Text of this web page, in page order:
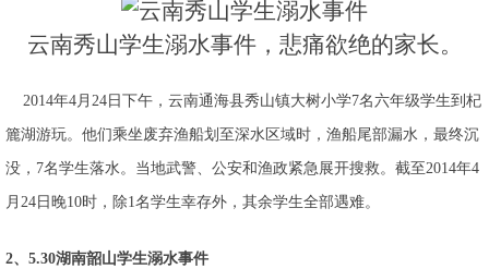
云南秀山学生溺水事件，悲痛欲绝的家长。
2014年4月24日下午，云南通海县秀山镇大树小学7名六年级学生到杞
簏湖游玩。他们乘坐废弃渔船划至深水区域时，渔船尾部漏水，最终沉
没，7名学生落水。当地武警、公安和渔政紧急展开搜救。截至2014年4
月24日晚10时，除1名学生幸存外，其余学生全部遇难。
2、5.30湖南韶山学生溺水事件